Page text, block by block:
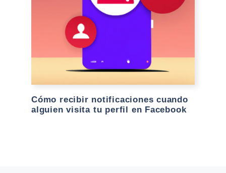
Cómo recibir notificaciones cuando
alguien visita tu perfil en Facebook